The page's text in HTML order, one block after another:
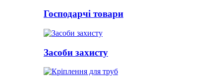
Господарчі товари
Засоби захисту